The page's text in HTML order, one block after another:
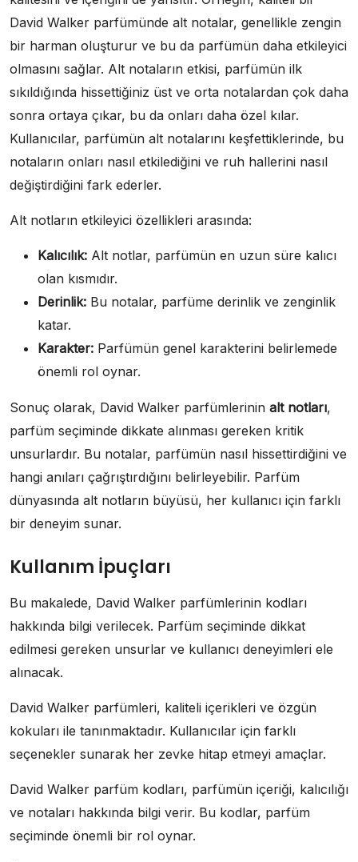
David Walker parfümünde alt notalar, genellikle zengin
bir harman oluşturur ve bu da parfümün daha etkileyici
olmasını sağlar. Alt notaların etkisi, parfümün ilk
sıkıldığında hissettiğiniz üst ve orta notalardan çok daha
sonra ortaya çıkar, bu da onları daha özel kılar.
Kullanıcılar, parfümün alt notalarını keşfettiklerinde, bu
notaların onları nasıl etkilediğini ve ruh hallerini nasıl
değiştirdiğini fark ederler.
Alt notların etkileyici özellikleri arasında:
Kalıcılık: Alt notlar, parfümün en uzun süre kalıcı
olan kısmıdır.
Derinlik: Bu notalar, parfüme derinlik ve zenginlik
katar.
Karakter: Parfümün genel karakterini belirlemede
önemli rol oynar.
Sonuç olarak, David Walker parfümlerinin alt notları,
parfüm seçiminde dikkate alınması gereken kritik
unsurlardır. Bu notalar, parfümün nasıl hissettirdiğini ve
hangi anıları çağrıştırdığını belirleyebilir. Parfüm
dünyasında alt notların büyüsü, her kullanıcı için farklı
bir deneyim sunar.
Kullanım İpuçları
Bu makalede, David Walker parfümlerinin kodları
hakkında bilgi verilecek. Parfüm seçiminde dikkat
edilmesi gereken unsurlar ve kullanıcı deneyimleri ele
alınacak.
David Walker parfümleri, kaliteli içerikleri ve özgün
kokuları ile tanınmaktadır. Kullanıcılar için farklı
seçenekler sunarak her zevke hitap etmeyi amaçlar.
David Walker parfüm kodları, parfümün içeriği, kalıcılığı
ve notaları hakkında bilgi verir. Bu kodlar, parfüm
seçiminde önemli bir rol oynar.